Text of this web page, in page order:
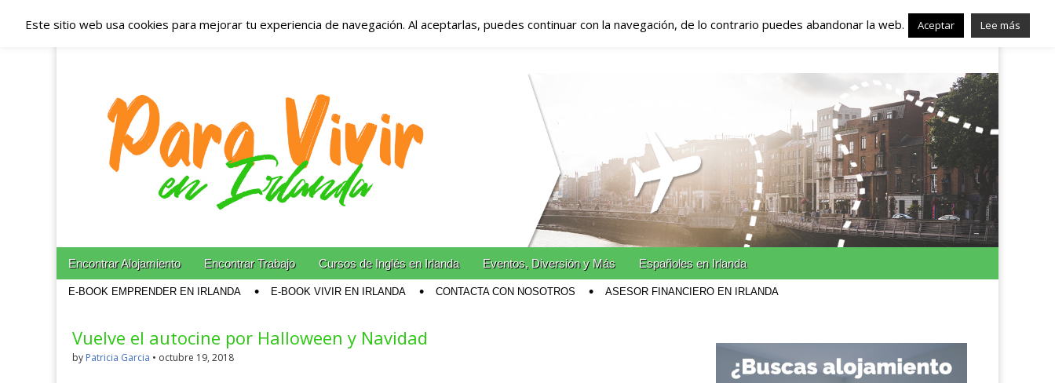
Españoles en Irlanda – Vivir en Irlanda – Trabajo en
Irlanda – Alojamiento en Irlanda
Blog dedicado a los que viven, estudian y trabajan en Irlanda!
Main menu
Skip to content
Encontrar Alojamiento Encontrar Trabajo Cursos de Inglés en Irlanda Eventos, Diversión y Más Españoles en Irlanda
E-BOOK EMPRENDER EN IRLANDA E-BOOK VIVIR EN IRLANDA CONTACTA CON NOSOTROS ASESOR FINANCIERO EN IRLANDA
Vuelve el autocine por Halloween y Navidad
by Patricia Garcia • octubre 19, 2018
Este sitio web usa cookies para mejorar tu experiencia de navegación. Al aceptarlas, puedes continuar con la navegación, de lo contrario puedes abandonar la web. Aceptar Lee más